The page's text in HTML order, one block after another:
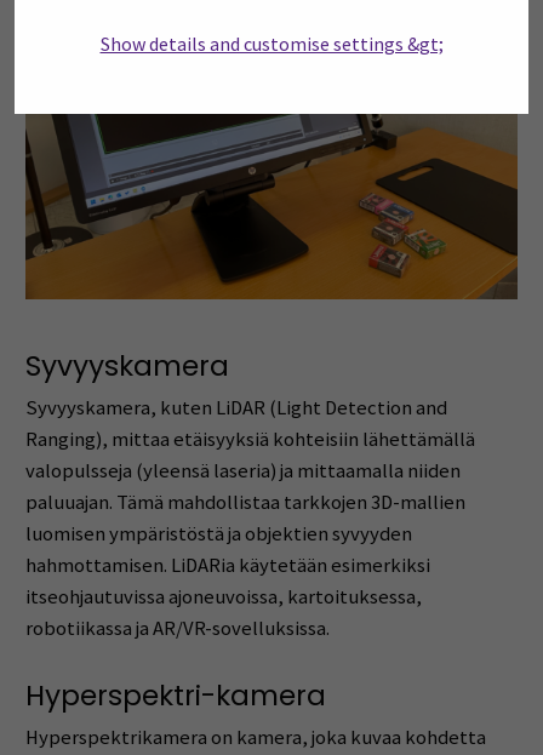
Show details and customise settings &gt;
Syvyyskamera
Syvyyskamera, kuten LiDAR (Light Detection and
Ranging), mittaa etäisyyksiä kohteisiin lähettämällä
valopulsseja (yleensä laseria) ja mittaamalla niiden
paluuajan. Tämä mahdollistaa tarkkojen 3D-mallien
luomisen ympäristöstä ja objektien syvyyden
hahmottamisen. LiDARia käytetään esimerkiksi
itseohjautuvissa ajoneuvoissa, kartoituksessa,
robotiikassa ja AR/VR-sovelluksissa.
Hyperspektri-kamera
Hyperspektrikamera on kamera, joka kuvaa kohdetta